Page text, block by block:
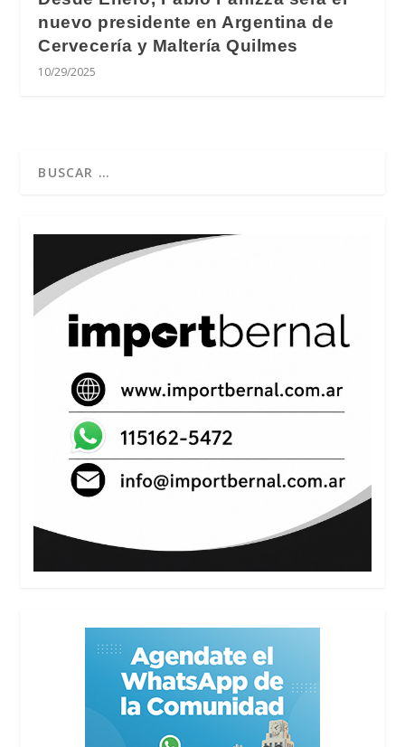
nuevo presidente en Argentina de
Cervecería y Maltería Quilmes
10/29/2025